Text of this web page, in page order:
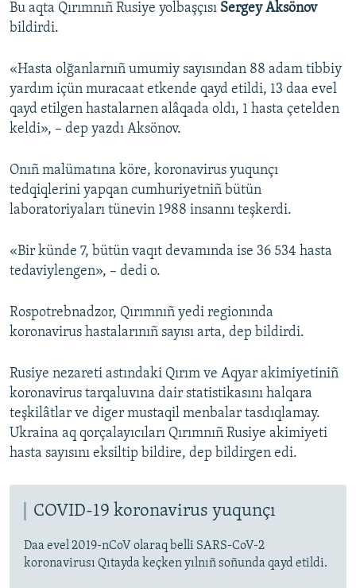
RFE/RS bütün saytları
Bu aqta Qırımnıñ Rusiye yolbaşçısı Sergey Aksönov
bildirdi.
«Hasta olğanlarnıñ umumiy sayısından 88 adam tibbiy
yardım içün muracaat etkende qayd etildi, 13 daa evel
qayd etilgen hastalarnen alâqada oldı, 1 hasta çetelden
keldi», – dep yazdı Aksönov.
Onıñ malümatına köre, koronavirus yuqunçı
tedqiqlerini yapqan cumhuriyetniñ bütün
laboratoriyaları tünevin 1988 insannı teşkerdi.
«Bir künde 7, bütün vaqıt devamında ise 36 534 hasta
tedaviylengen», – dedi o.
Rospotrebnadzor, Qırımnıñ yedi regionında
koronavirus hastalarınıñ sayısı arta, dep bildirdi.
Rusiye nezareti astındaki Qırım ve Aqyar akimiyetiniñ
koronavirus tarqaluvına dair statistikasını halqara
teşkilâtlar ve diger mustaqil menbalar tasdıqlamay.
Ukraina aq qorçalayıcıları Qırımnıñ Rusiye akimiyeti
hasta sayısını eksiltip bildire, dep bildirgen edi.
COVID-19 koronavirus yuqunçı
Daa evel 2019-nCoV olaraq belli SARS-CoV-2
koronavirusı Qıtayda keçken yılnıñ soñunda qayd etildi.